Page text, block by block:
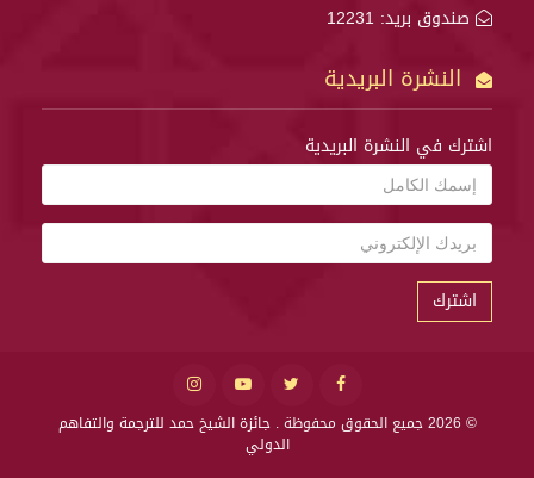
صندوق بريد: 12231
النشرة البريدية
اشترك في النشرة البريدية
اشترك
© 2026 جميع الحقوق محفوظة .
جائزة الشيخ حمد للترجمة والتفاهم
الدولي